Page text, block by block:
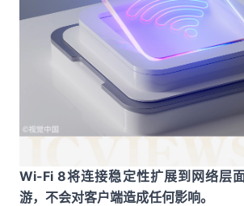
Wi-Fi 8将连接稳定性扩展到网络层
游，不会对客户端造成任何影响。